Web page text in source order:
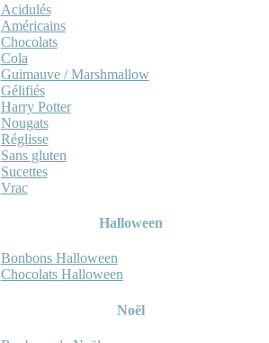
Acidulés
Américains
Chocolats
Cola
Guimauve / Marshmallow
Gélifiés
Harry Potter
Nougats
Réglisse
Sans gluten
Sucettes
Vrac
Halloween
Bonbons Halloween
Chocolats Halloween
Noël